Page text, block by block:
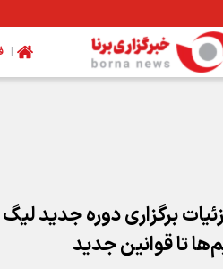
|
برگزاری دوره جدید
تا قوانین جدید